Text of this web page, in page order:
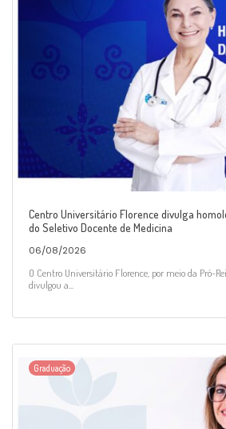
Centro Universitário Florence divulga
do Seletivo Docente de Medicina
06/08/2026
O Centro Universitário Florence, por meio da Pró-
divulgou a...
Graduação